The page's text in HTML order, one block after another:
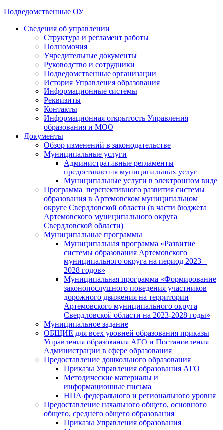
Подведомственные ОУ
Сведения об управлении
Структура и регламент работы
Полномочия
Учредительные документы
Руководство и сотрудники
Подведомственные организации
История Управления образования
Информационные системы
Реквизиты
Контакты
Информационная открытость Управления
образования и МОО
Документы
Обзор изменений в законодательстве
Муниципальные услуги
Административные регламенты
предоставления муниципальных услуг
Муниципальные услуги в электронном виде
Программа перспективного развития системы
образования в Артемовском муниципальном
округе Свердловской области (в части бюджета
Артемовского муниципального округа
Свердловской области)
Муниципальные программы
Муниципальная программа «Развитие
системы образования Артемовского
муниципального округа на период 2023 –
2028 годов»
Муниципальная программа «Формирование
законопослушного поведения участников
дорожного движения на территории
Артемовского муниципального округа
Свердловской области на 2023-2028 годы»
Муниципальное задание
ОБЩИЕ для всех уровней образования приказы
Управления образования АГО и Постановления
Администрации в сфере образования
Предоставление дошкольного образования
Приказы Управления образования АГО
Методические материалы и
информационные письма
НПА федерального и регионального уровня
Предоставление начального общего, основного
общего, среднего общего образования
Приказы Управления образования